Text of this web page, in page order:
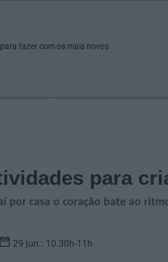
para
por casa o coração bate ao
29 jun.: 10.30h-11h
fazer com os mais novos